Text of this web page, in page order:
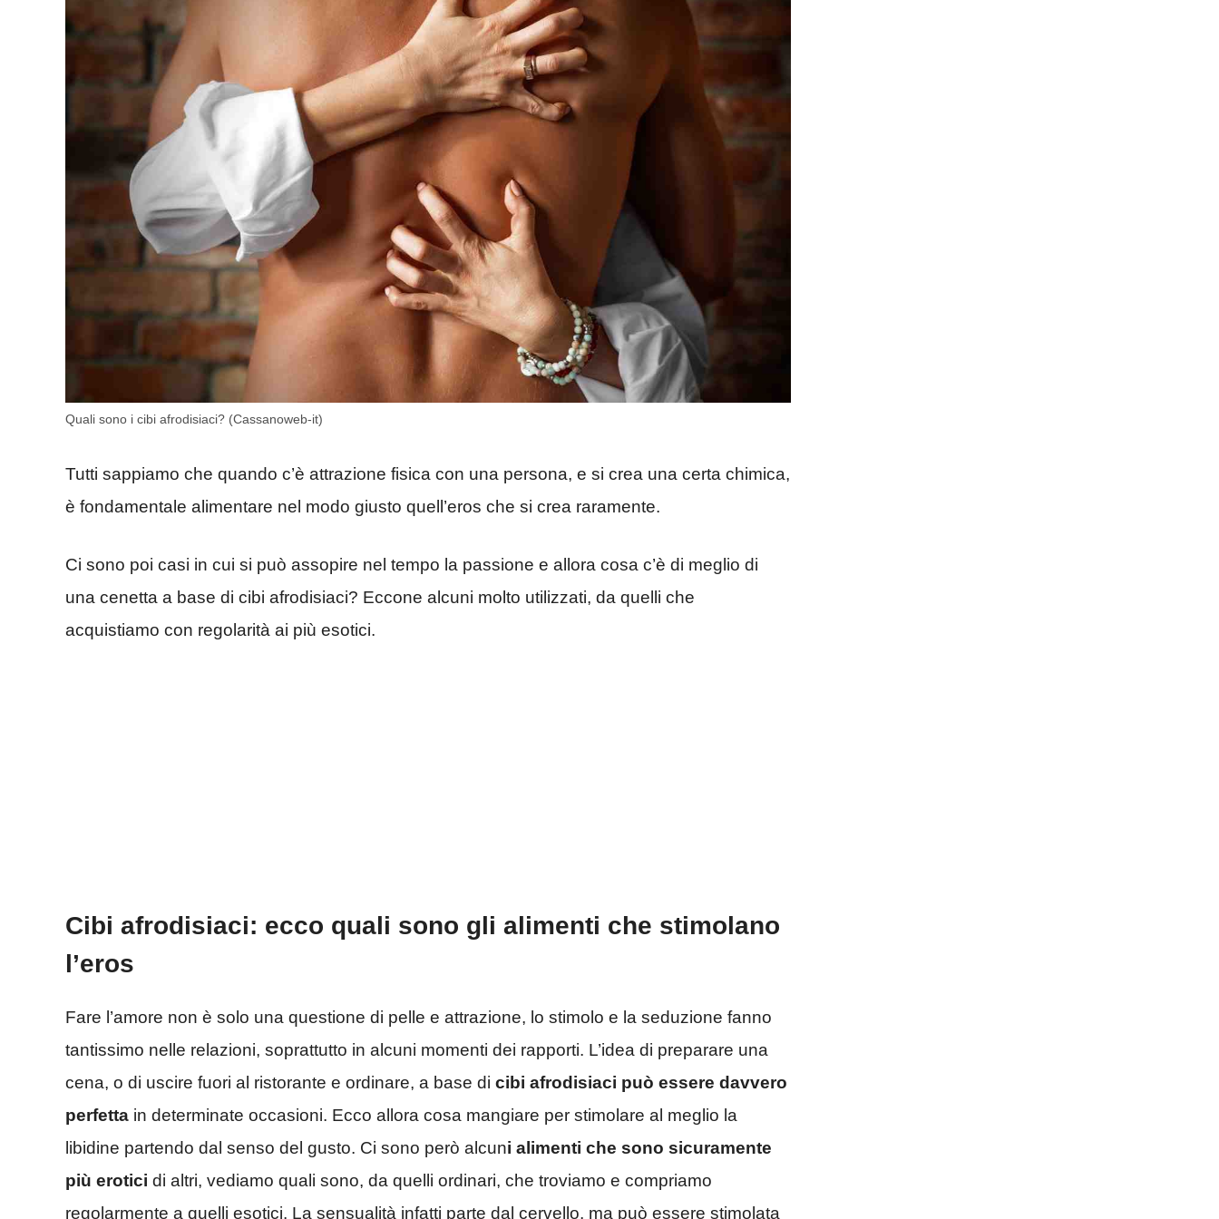
Quali sono i cibi afrodisiaci? (Cassanoweb-it)
Tutti sappiamo che quando c’è attrazione fisica con una persona, e si crea una certa chimica,
è fondamentale alimentare nel modo giusto quell’eros che si crea raramente.
Ci sono poi casi in cui si può assopire nel tempo la passione e allora cosa c’è di meglio di
una cenetta a base di cibi afrodisiaci? Eccone alcuni molto utilizzati, da quelli che
acquistiamo con regolarità ai più esotici.
Cibi afrodisiaci: ecco quali sono gli alimenti che stimolano
l’eros
Fare l’amore non è solo una questione di pelle e attrazione, lo stimolo e la seduzione fanno
tantissimo nelle relazioni, soprattutto in alcuni momenti dei rapporti. L’idea di preparare una
cena, o di uscire fuori al ristorante e ordinare, a base di cibi afrodisiaci può essere davvero
perfetta in determinate occasioni. Ecco allora cosa mangiare per stimolare al meglio la
libidine partendo dal senso del gusto. Ci sono però alcuni alimenti che sono sicuramente
più erotici di altri, vediamo quali sono, da quelli ordinari, che troviamo e compriamo
regolarmente a quelli esotici. La sensualità infatti parte dal cervello, ma può essere stimolata